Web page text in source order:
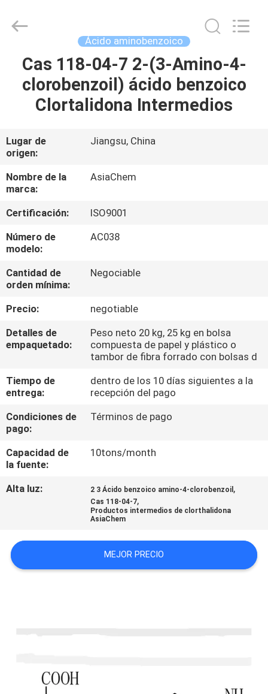
HOGAR
PRODUCTOS
SOBRE
NOSOTROS
VIAJE
DE
LA
DE
CALIDAD
ÉNTRENOS
EN
CONTACTO
CON
MAPA
DEL
Ácido aminobenzoico
Cas 118-04-7 2-(3-Amino-4-
clorobenzoil) ácido benzoico
Clortalidona Intermedios
Lugar de
origen:
Jiangsu, China
Nombre de la
marca:
AsiaChem
Certificación:
ISO9001
Número de
modelo:
AC038
Cantidad de
orden mínima:
Negociable
Precio:
negotiable
Detalles de
empaquetado:
Peso neto 20 kg, 25 kg en bolsa
compuesta de papel y plástico o
tambor de fibra forrado con bolsas d
Tiempo de
entrega:
dentro de los 10 días siguientes a la
recepción del pago
Condiciones de
pago:
Términos de pago
Capacidad de
la fuente:
10tons/month
Alta luz: 2 3 Ácido benzoico amino-4-clorobenzoil ,
Cas 118-04-7,
Productos intermedios de clorthalidona
AsiaChem
MEJOR PRECIO